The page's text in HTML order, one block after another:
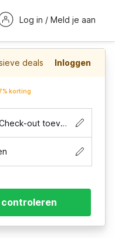
Log in / Meld je aan
deals Inloggen
korting
Check-out toevoegen